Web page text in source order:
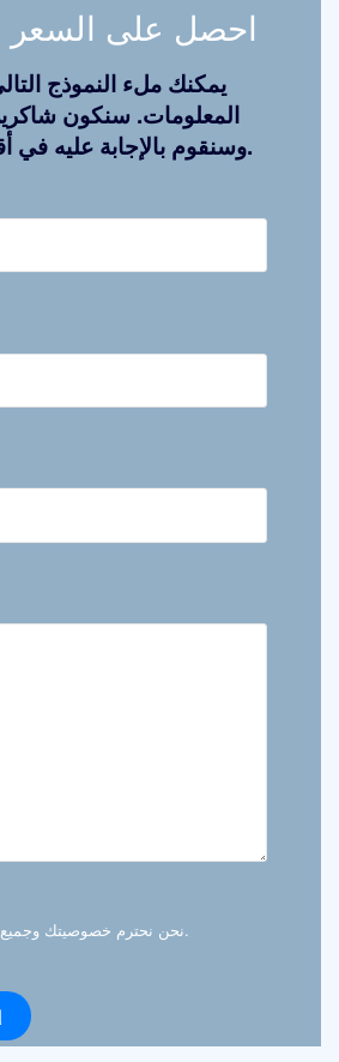
احصل على السعر
يمكنك ملء النموذج
المعلومات. سنكون
وسنقوم بالإجابة عليه في أقرب وقت ممكن.
نحن نحترم خصوصيتك وجميع المعلومات محمية.